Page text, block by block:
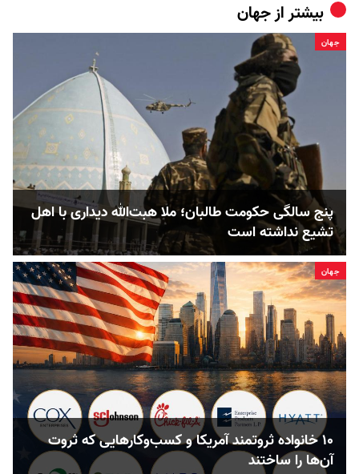
بیشتر ازجهان
جهان
پنج‌ سالگی حکومت طالبان؛ ملا هبت‌الله دیداری با اهل
تشیع نداشته است
جهان
۱۰ خانواده ثروتمند آمریکا و کسب‌وکارهایی که ثروت
آن‌ها را ساختند